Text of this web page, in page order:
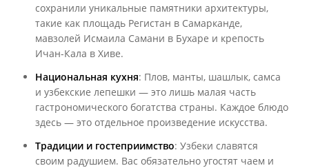
сохранили уникальные памятники архитектуры,
такие как площадь Регистан в Самарканде,
мавзолей Исмаила Самани в Бухаре и крепость
Ичан-Кала в Хиве.
Национальная кухня: Плов, манты, шашлык, самса
и узбекские лепешки — это лишь малая часть
гастрономического богатства страны. Каждое блюдо
здесь — это отдельное произведение искусства.
Традиции и гостеприимство: Узбеки славятся
своим радушием. Вас обязательно угостят чаем и